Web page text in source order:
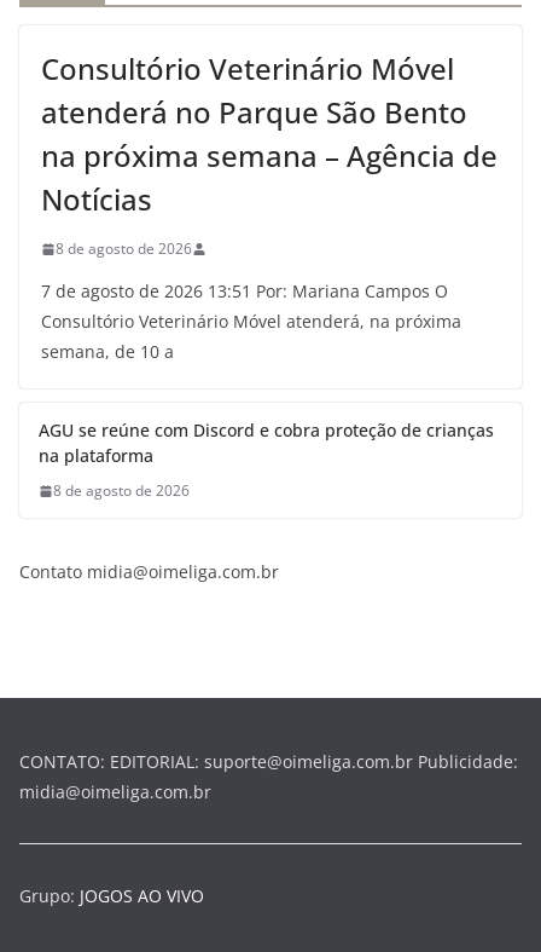
Consultório Veterinário Móvel
atenderá no Parque São Bento
na próxima semana – Agência de
Notícias
8 de agosto de 2026
7 de agosto de 2026 13:51 Por: Mariana Campos O
Consultório Veterinário Móvel atenderá, na próxima
semana, de 10 a
AGU se reúne com Discord e cobra proteção de crianças
na plataforma
8 de agosto de 2026
Contato midia@oimeliga.com.br
CONTATO: EDITORIAL: suporte@oimeliga.com.br Publicidade:
midia@oimeliga.com.br
Grupo: JOGOS AO VIVO